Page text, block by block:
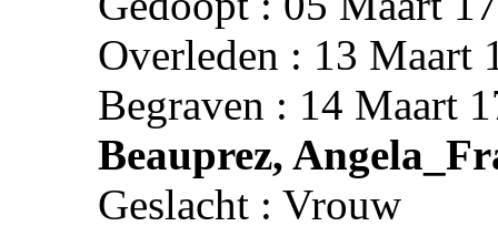
Overleden : 13 Maart
Begraven : 14 Maart
Beauprez,
Geslacht : Vrouw